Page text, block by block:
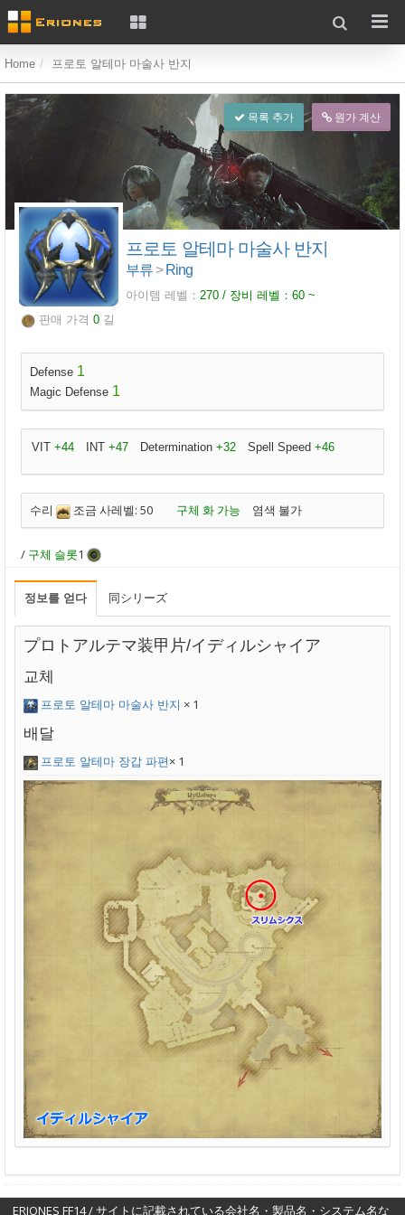
Home 프로토 알테마 마술사 반지
목록 추가 원가 계산
프로토 알테마 마술사 반지
부류 > Ring
아이템 레벨： 270 / 장비 레벨： 60 ~
판매 가격 0 길
Defense 1
Magic Defense 1
VIT +44 INT +47 Determination +32 Spell Speed +46
수리 조금 사레벨: 50 구체 화 가능 염색 불가
/ 구체 슬롯1
정보를 얻다 同シリーズ
プロトアルテマ装甲片/イディルシャイア
교체
프로토 알테마 마술사 반지 × 1
배달
프로토 알테마 장갑 파편 × 1
ERIONES FF14 / サイトに記載されている会社名・製品名・システム名な